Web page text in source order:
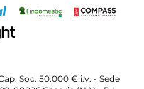
Soc. 50.000 € i.v. - Sede